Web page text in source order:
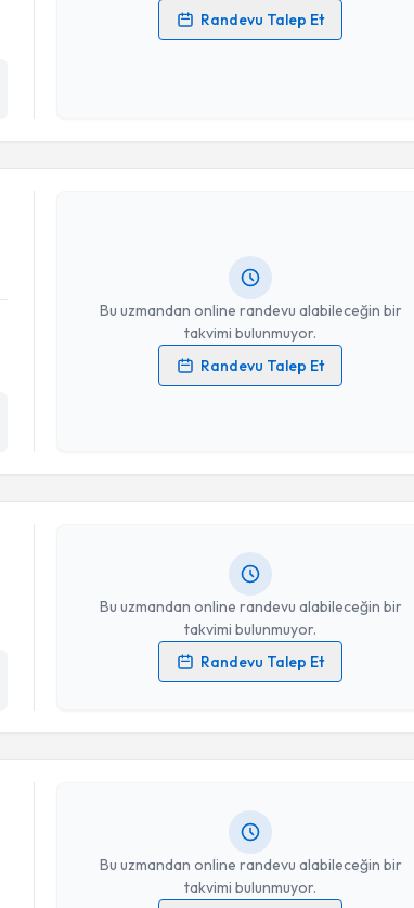
Randevu Talep Et
Kişisel verilerimin işlenmesine ilişkinAydınlatma Metni
Bu uzmandan online randevu alabileceğin bir
takvimi bulunmuyor.
Randevu Talep Et
Randevu Takvimi Talebi
Op. Dr. İdil Göksel
Kişisel verilerimin işlenmesine ilişkinAydınlatma Metni
Takvim Talebini Gönder
Bu uzmandan online randevu alabileceğin bir
takvimi bulunmuyor.
Randevu Talep Et
Kişisel verilerimin işlenmesine ilişkinAydınlatma Metni
Bu uzmandan online randevu alabileceğin bir
takvimi bulunmuyor.
Randevu Takvimi Talebi